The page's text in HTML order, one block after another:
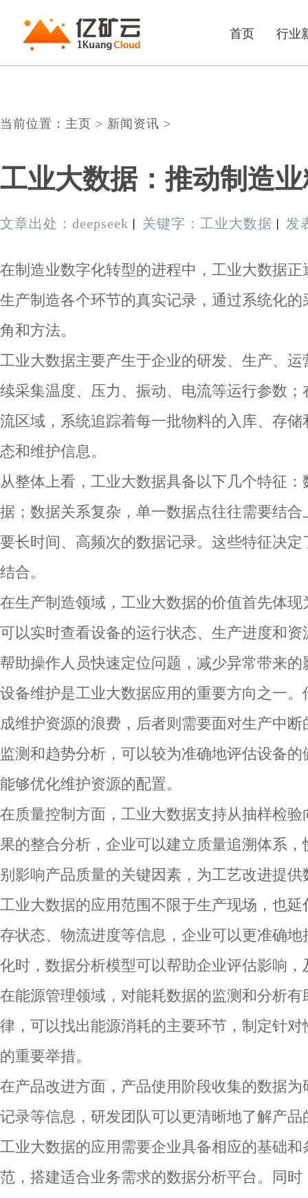
首页 行业
当前位置：主页 > 新闻资讯 >
工业大数据：推动制造
文章出处：deepseek 关键字：工业大数据 发
在制造业数字化转型的进程中，工业大数据
生产制造各个环节的真实记录，通过系统化
角和方法。
工业大数据主要产生于企业的研发、生产、
续采集温度、压力、振动、电流等运行参数
流区域，系统追踪着每一批物料的入库、存
态和维护信息。
从整体上看，工业大数据具备以下几个特征
据；数据关系复杂，单一数据点往往需要结
要长时间、高频次的数据记录。这些特征决
结合。
在生产制造领域，工业大数据的价值首先体
可以实时查看设备的运行状态、生产进度和
帮助操作人员快速定位问题，减少异常带来的
设备维护是工业大数据应用的重要方向之一
成维护资源的浪费，后者则需要面对生产中
监测和趋势分析，可以较为准确地评估设备
能够优化维护资源的配置。
在质量控制方面，工业大数据支持从抽样检
果的整合分析，企业可以建立质量追溯体系
别影响产品质量的关键因素，为工艺改进提供
工业大数据的应用范围不限于生产现场，也
存状态、物流进度等信息，企业可以更准确
化时，数据分析模型可以帮助企业评估影响
在能源管理领域，对能耗数据的监测和分析
律，可以找出能源消耗的主要环节，制定针
的重要举措。
在产品改进方面，产品使用阶段收集的数据
记录等信息，研发团队可以更清晰地了解产
工业大数据的应用需要企业具备相应的基础
范，搭建适合业务需求的数据分析平台。同